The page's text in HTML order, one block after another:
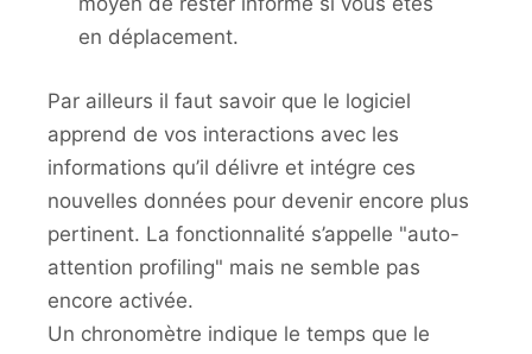
en déplacement.
Par ailleurs il faut savoir que le logiciel
apprend de vos interactions avec les
informations qu’il délivre et intégre ces
nouvelles données pour devenir encore plus
pertinent. La fonctionnalité s’appelle "auto-
attention profiling" mais ne semble pas
encore activée.
Un chronomètre indique le temps que le